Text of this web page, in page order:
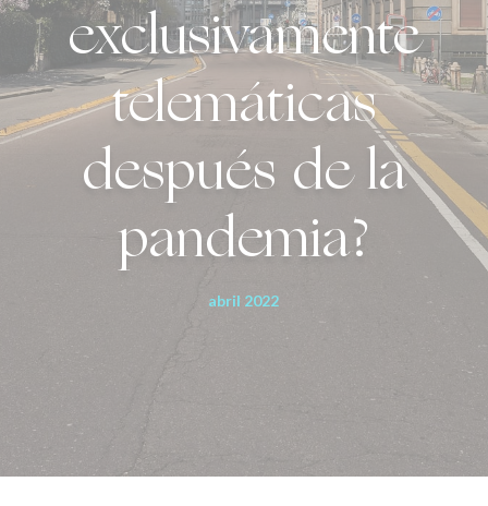
exclusivamente
telemáticas
después de la
pandemia?
abril 2022